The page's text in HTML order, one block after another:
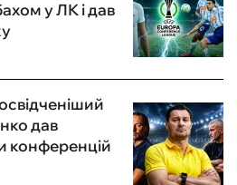
у ЛК і дав
дав
конференцій